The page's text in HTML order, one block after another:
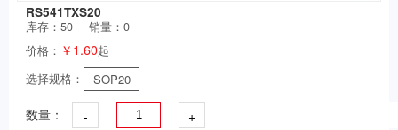
RS541TXS20
库存：50
销量：0
价格： ￥1.60起
选择规格：
SOP20
数量： - +